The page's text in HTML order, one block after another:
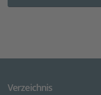
Verzeichnis